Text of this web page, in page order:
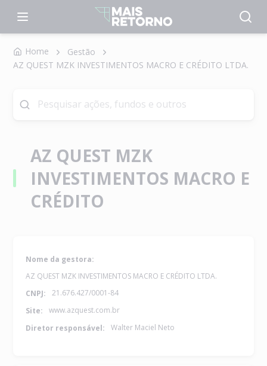
Home
Gestão
AZ QUEST MZK INVESTIMENTOS MACRO E CRÉDITO LTDA.
AZ QUEST MZK
INVESTIMENTOS MACRO E
CRÉDITO
Nome da gestora:
AZ QUEST MZK INVESTIMENTOS MACRO E CRÉDITO LTDA.
CNPJ:
21.676.427/0001-84
Site:
www.azquest.com.br
Diretor responsável:
Walter Maciel Neto